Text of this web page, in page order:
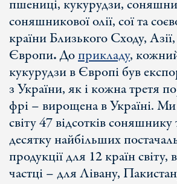
пшениці, кукурудзи,
соняшникової олії, сої та
країни Близького Сходу,
Європи.Доприкладу,
кукурудзи в Європі був
з України, як і кожна третя
фрі – вирощена в Україні.
світу 47 відсотків
десятку найбільших
продукції для 12 країн світу,
частці – для Лівану,